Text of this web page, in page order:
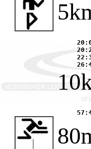
20:08,0	Karl, Helena		85	SSC Hanau-Rodenbach
20:28,3	Caps, Alina		85	LG
22:36,0	Maul, Martina		85	Offenbacher LC